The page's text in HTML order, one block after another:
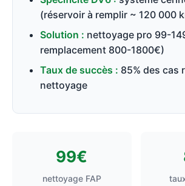
(réservoir à remplir ~ 120 000
Solution : nettoyage pro 99-
remplacement 800-1800€)
Taux de succès : 85% des cas
nettoyage
99€
nettoyage FAP